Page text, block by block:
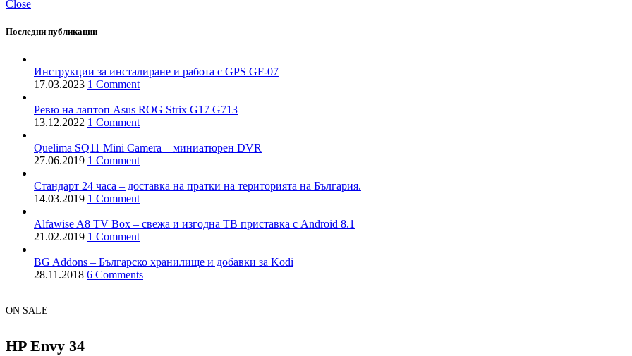
Close
Последни публикации
Инструкции за инсталиране и работа с GPS GF-07
17.03.2023 1 Comment
Ревю на лаптоп Asus ROG Strix G17 G713
13.12.2022 1 Comment
Quelima SQ11 Mini Camera – миниатюрен DVR
27.06.2019 1 Comment
Стандарт 24 часа – доставка на пратки на територията на България.
14.03.2019 1 Comment
Alfawise A8 TV Box – свежа и изгодна ТВ приставка с Android 8.1
21.02.2019 1 Comment
BG Addons – Българско хранилище и добавки за Kodi
28.11.2018 6 Comments
ON SALE
HP Envy 34